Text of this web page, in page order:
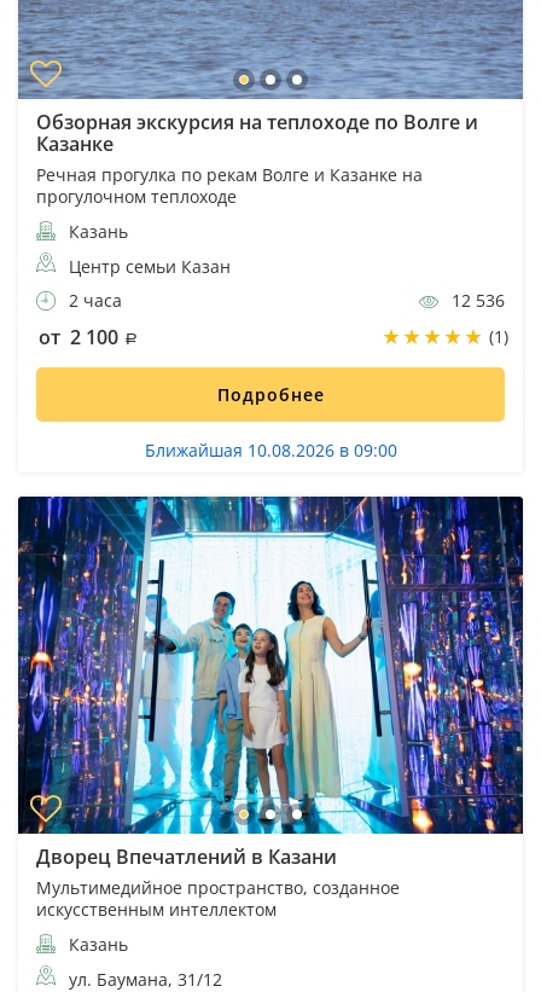
Обзорная экскурсия на теплоходе по Волге и
Казанке
Речная прогулка по рекам Волге и Казанке на
прогулочном теплоходе
Казань
Центр семьи Казан
2 часа
12 536
от 2 100 (1)
Подробнее
Ближайшая 10.08.2026 в 09:00
Дворец Впечатлений в Казани
Мультимедийное пространство, созданное
искусственным интеллектом
Казань
ул. Баумана, 31/12